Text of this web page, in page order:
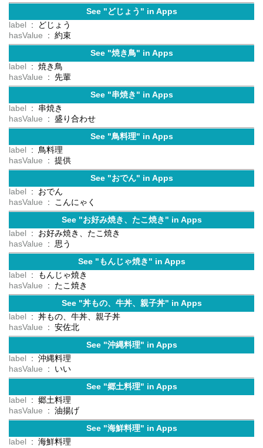
See "どじょう" in Apps
label
: どじょう
hasValue
: 約束
See "焼き鳥" in Apps
label
: 焼き鳥
hasValue
: 先輩
See "串焼き" in Apps
label
: 串焼き
hasValue
: 盛り合わせ
See "鳥料理" in Apps
label
: 鳥料理
hasValue
: 提供
See "おでん" in Apps
label
: おでん
hasValue
: こんにゃく
See "お好み焼き、たこ焼き" in Apps
label
: お好み焼き、たこ焼き
hasValue
: 思う
See "もんじゃ焼き" in Apps
label
: もんじゃ焼き
hasValue
: たこ焼き
See "丼もの、牛丼、親子丼" in Apps
label
: 丼もの、牛丼、親子丼
hasValue
: 安佐北
See "沖縄料理" in Apps
label
: 沖縄料理
hasValue
: いい
See "郷土料理" in Apps
label
: 郷土料理
hasValue
: 油揚げ
See "海鮮料理" in Apps
label
: 海鮮料理